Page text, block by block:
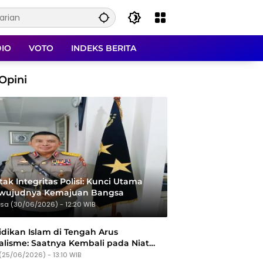
VOTO INDEKS BERITA
Integritas Polisi: Kunci Utama
Kemajuan Bangsa
(30/06/2026) - 12:20 WIB
Islam di Tengah Arus
Saatnya Kembali pada Niat
06/2026) - 13:10 WIB